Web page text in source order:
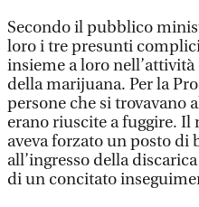
Secondo il pubblico
loro i tre presunti
insieme a loro
della marijuana. Per la
persone che si trovavano
erano riuscite a fuggire. Il
aveva forzato un posto
all’ingresso della
di un concitato